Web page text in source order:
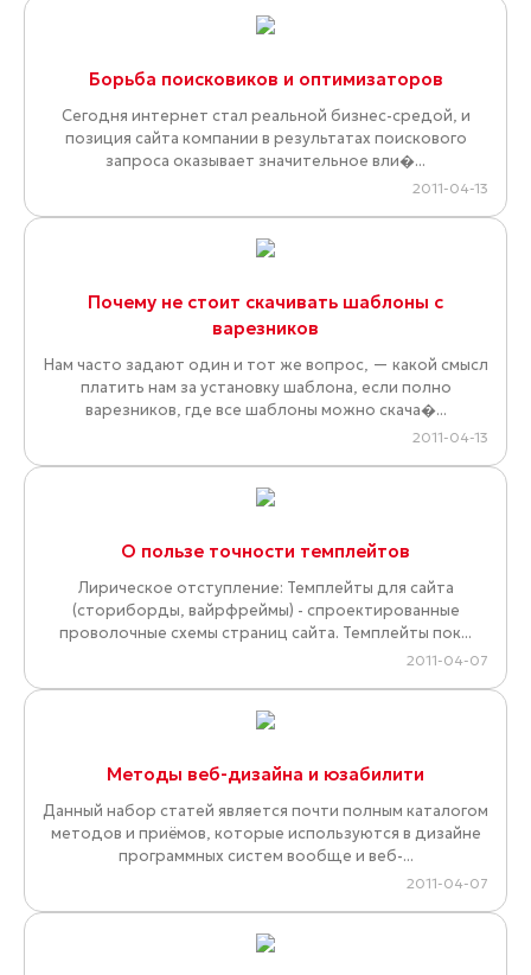
Борьба поисковиков и оптимизаторов
Сегодня интернет стал реальной бизнес-средой, и
позиция сайта компании в результатах поискового
запроса оказывает значительное вли�...
2011-04-13
Почему не стоит скачивать шаблоны с
варезников
Нам часто задают один и тот же вопрос, — какой смысл
платить нам за установку шаблона, если полно
варезников, где все шаблоны можно скача�...
2011-04-13
О пользе точности темплейтов
Лирическое отступление: Темплейты для сайта
(сториборды, вайрфреймы) - спроектированные
проволочные схемы страниц сайта. Темплейты пок...
2011-04-07
Методы веб-дизайна и юзабилити
Данный набор статей является почти полным каталогом
методов и приёмов, которые используются в дизайне
программных систем вообще и веб-...
2011-04-07